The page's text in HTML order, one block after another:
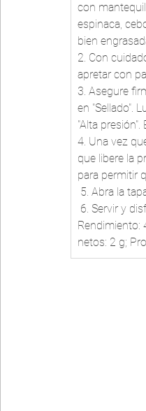
con
espinaca,
bien
2. Con
apretar con
3. Asegure
en "Sellado".
"Alta presión".
4. Una vez
que libere la
para permitir
5. Abra la
6. Servir y
Rendimiento:
netos: 2 g;